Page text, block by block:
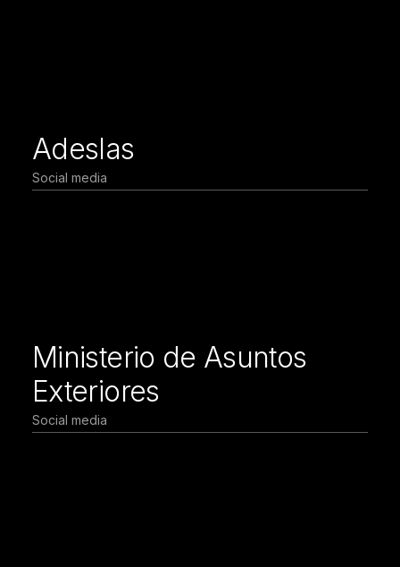
Adeslas
Social media
Ministerio de Asuntos
Exteriores
Social media